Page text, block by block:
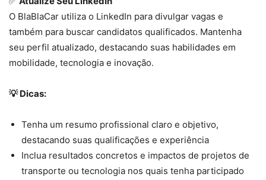
O BlaBlaCar utiliza o LinkedIn para divulgar vagas e
também para buscar candidatos qualificados. Mantenha
seu perfil atualizado, destacando suas habilidades em
mobilidade, tecnologia e inovação.
💡 Dicas:
Tenha um resumo profissional claro e objetivo,
destacando suas qualificações e experiência
Inclua resultados concretos e impactos de projetos de
transporte ou tecnologia nos quais tenha participado